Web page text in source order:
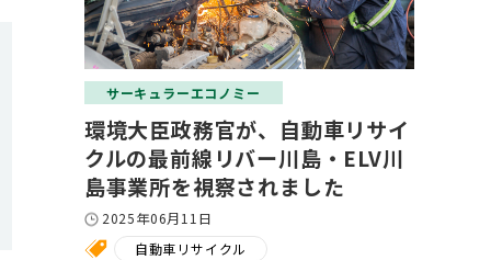
サーキュラーエコノミー
環境大臣政務官が、自動車リサイ
クルの最前線リバー川島・ELV川
島事業所を視察されました
2025年06月11日
自動車リサイクル